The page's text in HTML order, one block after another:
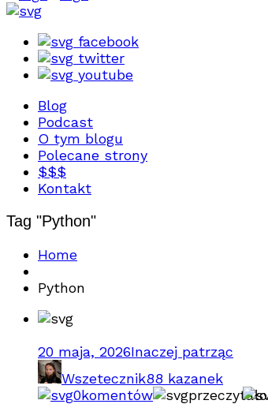
facebook
twitter
youtube
Blog
Podcast
O tym blogu
Polecane strony
$$$
Kontakt
Tag "Python"
Home
Python
20 maja, 2026Inaczej patrząc
Wszetecznik88 kazanek
0komentów przeczytało